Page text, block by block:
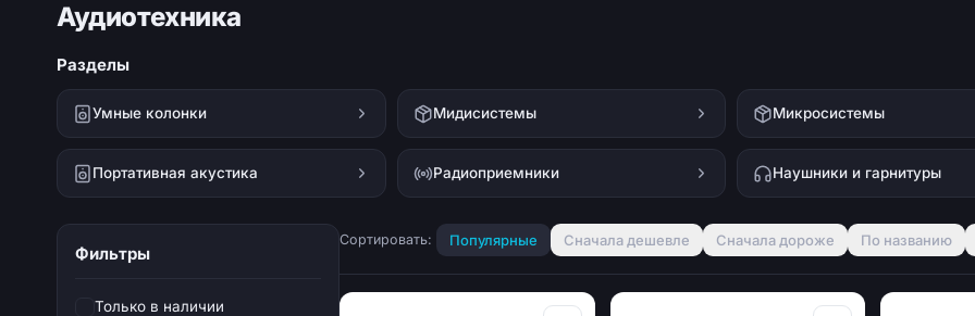
Аудиотехника
Разделы
Умные колонки Мидисистемы Микросистемы
Портативная акустика Радиоприемники Наушники и гарнитуры
Фильтры
Только в наличии
Сортировать: Популярные Сначала дешевле Сначала дороже По названию